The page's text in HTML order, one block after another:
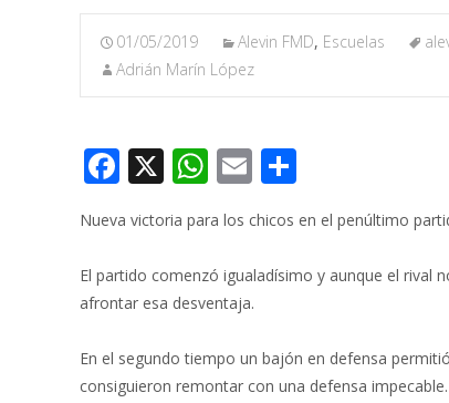
01/05/2019 Alevin FMD, Escuelas
Adrián Marín López
F
e
b
o
o
k
X W
h
at
s
A
p
p
E
m
ai
l
m
p
ti
r
Nueva victoria para los chicos en el penúltimo
El partido comenzó igualadísimo y aunque el rival
afrontar esa desventaja.
En el segundo tiempo un bajón en defensa
consiguieron remontar con una defensa impecable.